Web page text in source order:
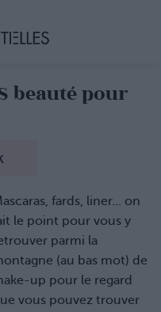
beauté pour
fards, liner... on
le point pour vous y
parmi la
(au bas mot) de
up pour le regard
vous pouvez trouver